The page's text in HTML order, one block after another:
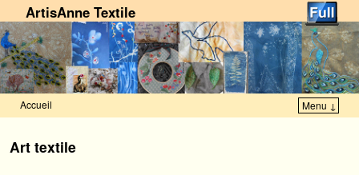
ArtisAnne Textile
Accueil Menu ↓
Art textile